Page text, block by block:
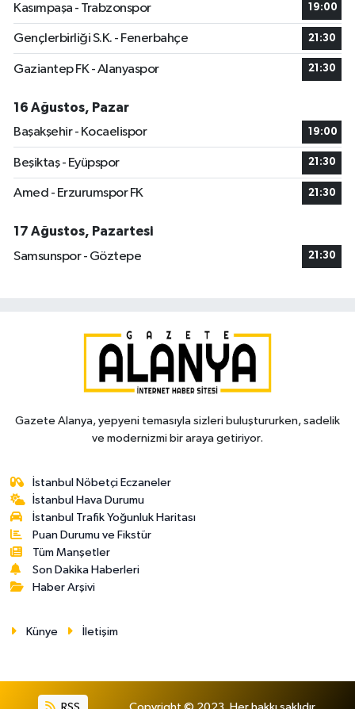
Kasımpaşa - Trabzonspor 19:00
Gençlerbirliği S.K. - Fenerbahçe 21:30
Gaziantep FK - Alanyaspor 21:30
16 Ağustos, Pazar
Başakşehir - Kocaelispor
19:00
Beşiktaş - Eyüpspor 21:30
Amed - Erzurumspor FK 21:30
17 Ağustos, Pazartesi
Samsunspor - Göztepe
21:30
Gazete Alanya, yepyeni temasıyla sizleri buluştururken, sadelik
ve modernizmi bir araya getiriyor.
İstanbul Nöbetçi Eczaneler
İstanbul Hava Durumu
İstanbul Trafik Yoğunluk Haritası
Puan Durumu ve Fikstür
Tüm Manşetler
Son Dakika Haberleri
Haber Arşivi
Künye İletişim